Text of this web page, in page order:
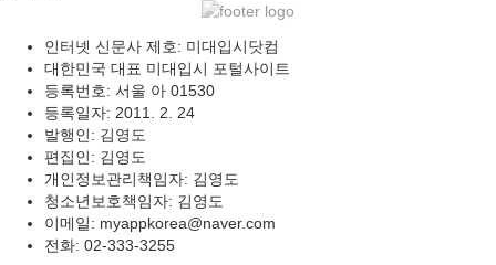
인터넷 신문사 제호: 미대입시닷컴
대한민국 대표 미대입시 포털사이트
등록번호: 서울 아 01530
등록일자: 2011. 2. 24
발행인: 김영도
편집인: 김영도
개인정보관리책임자: 김영도
청소년보호책임자: 김영도
이메일: myappkorea@naver.com
전화: 02-333-3255